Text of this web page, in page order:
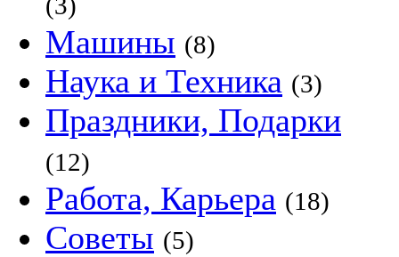
Машины (8)
Наука и Техника (3)
Праздники, Подарки
(12)
Работа, Карьера (18)
Советы (5)